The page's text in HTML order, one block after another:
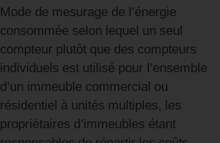
Mode de mesurage de l’énergie
consommée selon lequel un seul
compteur plutôt que des compteurs
individuels est utilisé pour l’ensemble
d’un immeuble commercial ou
résidentiel à unités multiples, les
propriétaires d’immeubles étant